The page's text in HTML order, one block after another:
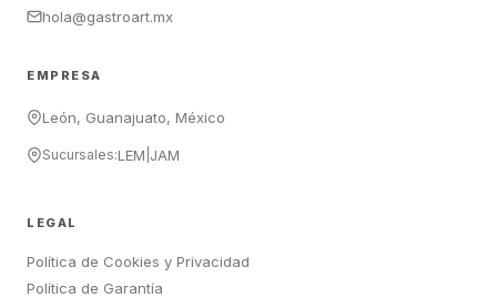
hola@gastroart.mx
EMPRESA
León, Guanajuato, México
Sucursales:LEM JAM
LEGAL
Política de Cookies y Privacidad
Política de Garantía